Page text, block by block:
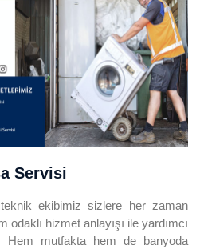
Servisi
teknik ekibimiz sizlere her zaman
hizmet anlayışı ile yardımcı
Hem mutfakta hem de banyoda